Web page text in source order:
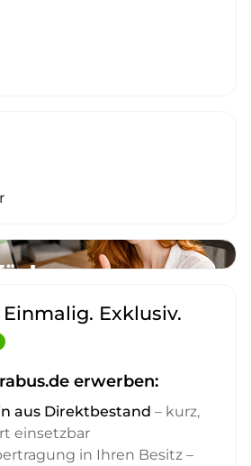
Exklusiv.
erwerben:
aus Direktbestand – kurz,
einsetzbar
in Ihren Besitz –